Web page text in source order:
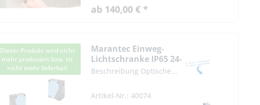
ab 140,00 € *
Dieser Produkt wird nicht
mehr produziert bzw. ist
nicht mehr lieferbar!
Marantec Einweg-
Lichtschranke IP65 24-
230V
Beschreibung Optische...
Artikel-Nr.: 40074